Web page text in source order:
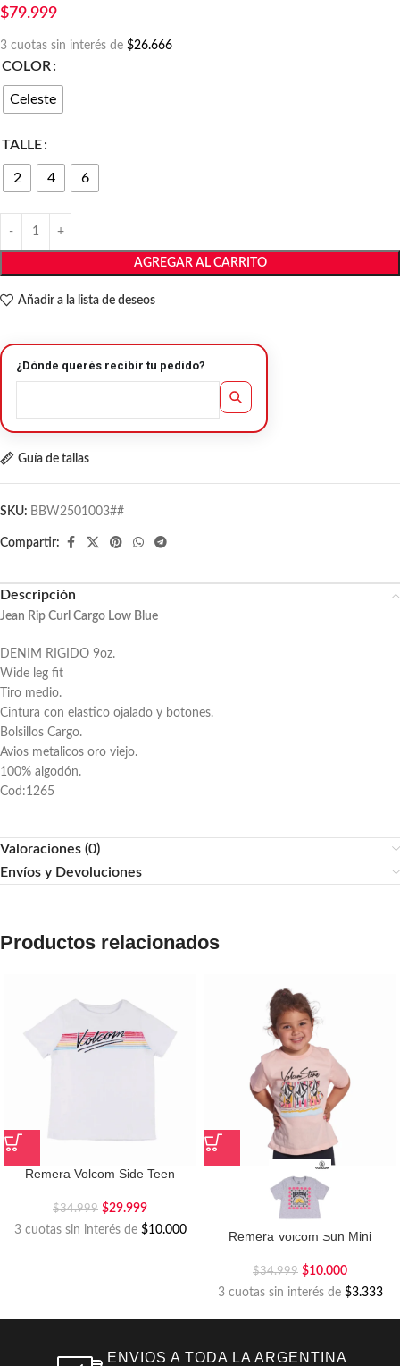
$79.999
3 cuotas sin interés de $26.666
COLOR
Celeste
TALLE
2 4 6
AGREGAR AL CARRITO
Añadir a la lista de deseos
¿Dónde querés recibir tu pedido?
Guía de tallas
SKU: BBW2501003##
Compartir:
Descripción
Jean Rip Curl Cargo Low Blue
DENIM RIGIDO 9oz.
Wide leg fit
Tiro medio.
Cintura con elastico ojalado y botones.
Bolsillos Cargo.
Avios metalicos oro viejo.
100% algodón.
Cod:1265
Valoraciones (0)
Envíos y Devoluciones
Productos relacionados
Remera Volcom Side Teen
$34.999 $29.999
3 cuotas sin interés de $10.000 Remera Volcom Sun Mini
$34.999 $10.000
3 cuotas sin interés de $3.333
ENVIOS A TODA LA ARGENTINA